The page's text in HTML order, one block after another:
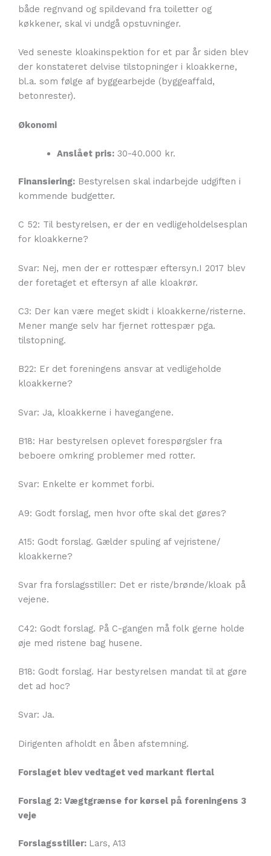
både regnvand og spildevand fra toiletter og
køkkener, skal vi undgå opstuvninger.
Ved seneste kloakinspektion for et par år siden blev
der konstateret delvise tilstopninger i kloakkerne,
bl.a. som følge af byggearbejde (byggeaffald,
betonrester).
Økonomi
Anslået pris:30-40.000 kr.
Finansiering: Bestyrelsen skal indarbejde udgiften i
kommende budgetter.
C 52: Til bestyrelsen, er der en vedligeholdelsesplan
for kloakkerne?
Svar: Nej, men der er rottespær eftersyn.I 2017 blev
der foretaget et eftersyn af alle kloakrør.
C3: Der kan være meget skidt i kloakkerne/risterne.
Mener mange selv har fjernet rottespær pga.
tilstopning.
B22: Er det foreningens ansvar at vedligeholde
kloakkerne?
Svar: Ja, kloakkerne i havegangene.
B18: Har bestyrelsen oplevet forespørgsler fra
beboere omkring problemer med rotter.
Svar: Enkelte er kommet forbi.
A9: Godt forslag, men hvor ofte skal det gøres?
A15: Godt forslag. Gælder spuling af vejristene/
kloakkerne?
Svar fra forslagsstiller: Det er riste/brønde/kloak på
vejene.
C42: Godt forslag. På C-gangen må folk gerne holde
øje med ristene bag husene.
B18: Godt forslag. Har bestyrelsen mandat til at gøre
det ad hoc?
Svar: Ja.
Dirigenten afholdt en åben afstemning.
Forslaget blev vedtaget ved markant flertal
Forslag 2: Vægtgrænse for kørsel på foreningens 3
veje
Forslagsstiller: Lars, A13